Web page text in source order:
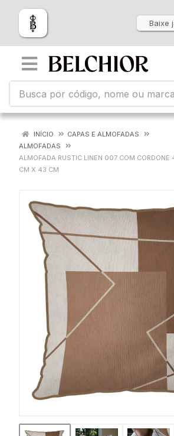
Baixe
INÍCIO
CAPAS E ALMOFADAS
ALMOFADAS
ALMOFADA RUSTIC LINEN 007 COM CORDONE
CM X 43 CM